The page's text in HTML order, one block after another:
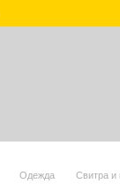
Одежда Свитра и